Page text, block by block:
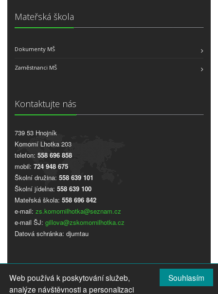
Mateřská škola
Dokumenty MŠ
Zaměstnanci MŠ
Kontaktujte nás
739 53 Hnojník
Komorní Lhotka 203
telefon: 558 696 858
mobil: 724 948 675
Školní družina: 558 639 101
Školní jídelna: 558 639 100
Mateřská škola: 558 696 842
e-mail: zs.komornilhotka@seznam.cz
e-mail ŠJ: gillova@zskomornilhotka.cz
Datová schránka: djumtau
Web používá k poskytování služeb,
analýze návštěvnosti a personalizaci
Souhlasím